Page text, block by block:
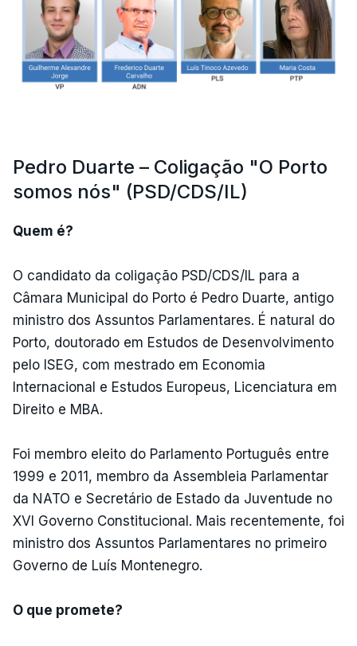
Pedro Duarte – Coligação "O Porto
somos nós" (PSD/CDS/IL)
Quem é?
O candidato da coligação PSD/CDS/IL para a
Câmara Municipal do Porto é Pedro Duarte, antigo
ministro dos Assuntos Parlamentares. É natural do
Porto, doutorado em Estudos de Desenvolvimento
pelo ISEG, com mestrado em Economia
Internacional e Estudos Europeus, Licenciatura em
Direito e MBA.
Foi membro eleito do Parlamento Português entre
1999 e 2011, membro da Assembleia Parlamentar
da NATO e Secretário de Estado da Juventude no
XVI Governo Constitucional. Mais recentemente, foi
ministro dos Assuntos Parlamentares no primeiro
Governo de Luís Montenegro.
O que promete?